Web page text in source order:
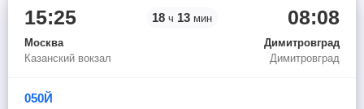
15:25
Москва
Казанский вокзал
18 ч 13 мин 08:08
Димитровград
Димитровград
050Й